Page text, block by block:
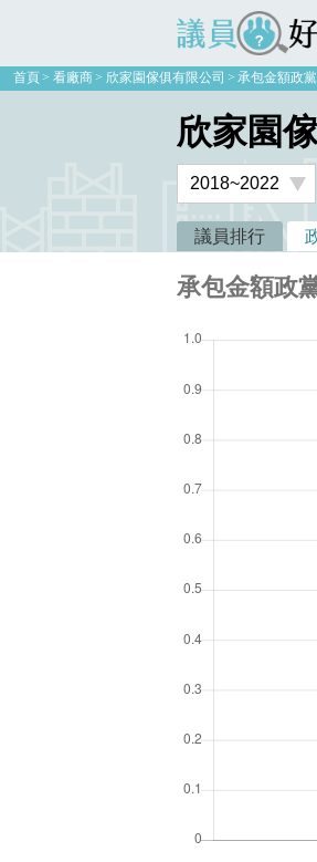
議員好好看
首頁 看廠商 欣家園傢俱有限公司 承包金額政
欣家園
議員排行
承包金額政